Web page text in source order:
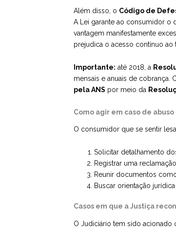
Além disso, o Código de
A Lei garante ao consumidor o
vantagem manifestamente
prejudica o acesso contínuo ao
Importante: até 2018, a
mensais e anuais de cobrança.
pela ANS por meio da
Como agir em caso de abuso
O consumidor que se sentir
Solicitar detalhamento
Registrar uma
Reunir documentos
Buscar orientação
Casos em que a Justiça
O Judiciário tem sido